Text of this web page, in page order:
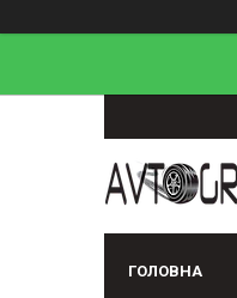
ГОЛОВНА